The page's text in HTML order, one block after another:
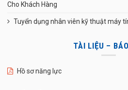
Cho Khách Hàng
Tuyển dụng nhân viên kỹ thuật máy
TÀI LIỆU –
Hồ sơ năng lực